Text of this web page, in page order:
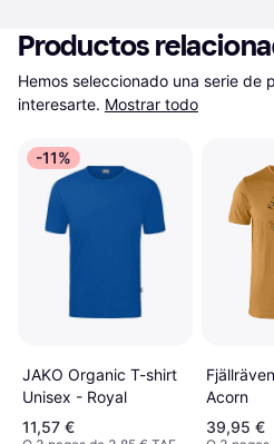
Productos
Hemos seleccionado una serie de
interesarte. Mostrar todo
-11%
JAKO Organic T-shirt
Unisex - Royal
11,57 €
Acorn
39,95 €